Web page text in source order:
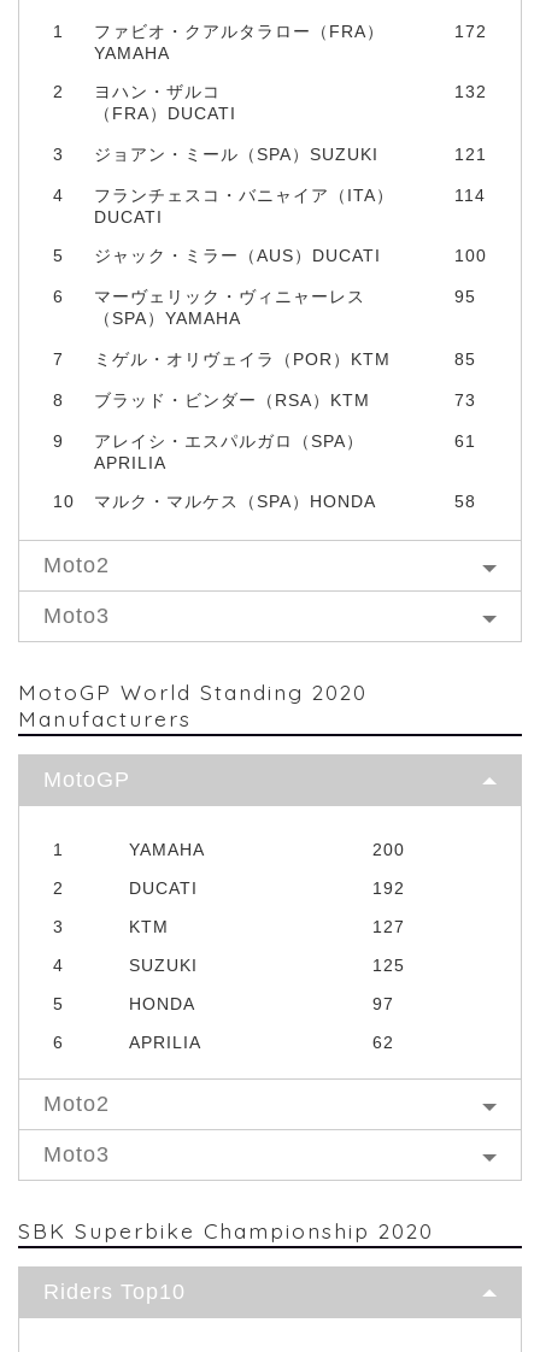
1
ファビオ・クアルタラロー（FRA）
YAMAHA
172
2
ヨハン・ザルコ
（FRA）DUCATI
132
3 ジョアン・ミール（SPA）SUZUKI 121
4
フランチェスコ・バニャイア（ITA）
DUCATI
114
5 ジャック・ミラー（AUS）DUCATI 100
6
マーヴェリック・ヴィニャーレス
（SPA）YAMAHA
95
7 ミゲル・オリヴェイラ（POR）KTM 85
8 ブラッド・ビンダー（RSA）KTM 73
9
アレイシ・エスパルガロ（SPA）
APRILIA
61
10 マルク・マルケス（SPA）HONDA 58
Moto2
Moto3
MotoGP World Standing 2020
Manufacturers
MotoGP
1 YAMAHA
200
2
DUCATI
192
3
KTM
127
4
SUZUKI
125
5
HONDA
97
6
APRILIA 62
Moto2
Moto3
SBK Superbike Championship 2020
Riders Top10